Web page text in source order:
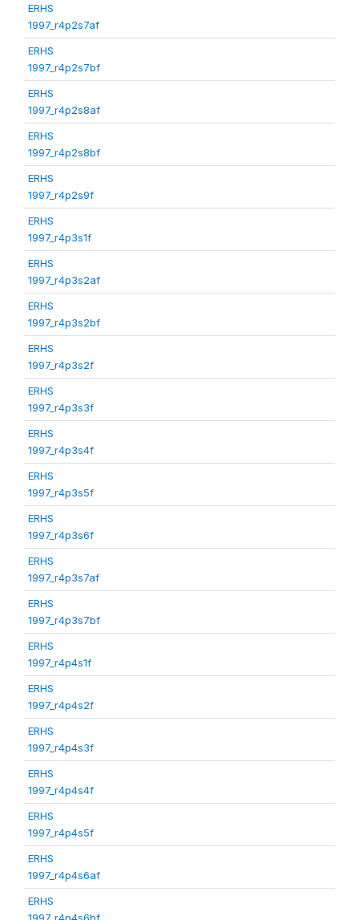
ERHS
1997_r4p2s7af
ERHS
1997_r4p2s7bf
ERHS
1997_r4p2s8af
ERHS
1997_r4p2s8bf
ERHS
1997_r4p2s9f
ERHS
1997_r4p3s1f
ERHS
1997_r4p3s2af
ERHS
1997_r4p3s2bf
ERHS
1997_r4p3s2f
ERHS
1997_r4p3s3f
ERHS
1997_r4p3s4f
ERHS
1997_r4p3s5f
ERHS
1997_r4p3s6f
ERHS
1997_r4p3s7af
ERHS
1997_r4p3s7bf
ERHS
1997_r4p4s1f
ERHS
1997_r4p4s2f
ERHS
1997_r4p4s3f
ERHS
1997_r4p4s4f
ERHS
1997_r4p4s5f
ERHS
1997_r4p4s6af
ERHS
1997_r4p4s6bf